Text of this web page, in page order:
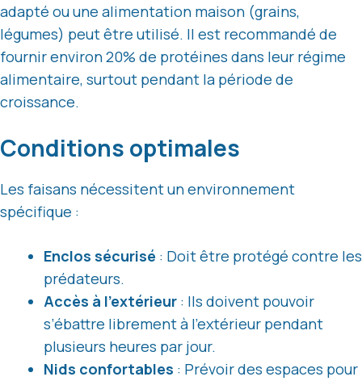
adapté ou une alimentation maison (grains,
légumes) peut être utilisé. Il est recommandé de
fournir environ 20% de protéines dans leur régime
alimentaire, surtout pendant la période de
croissance.
Conditions optimales
Les faisans nécessitent un environnement
spécifique :
Enclos sécurisé : Doit être protégé contre les
prédateurs.
Accès à l’extérieur : Ils doivent pouvoir
s’ébattre librement à l’extérieur pendant
plusieurs heures par jour.
Nids confortables : Prévoir des espaces pour